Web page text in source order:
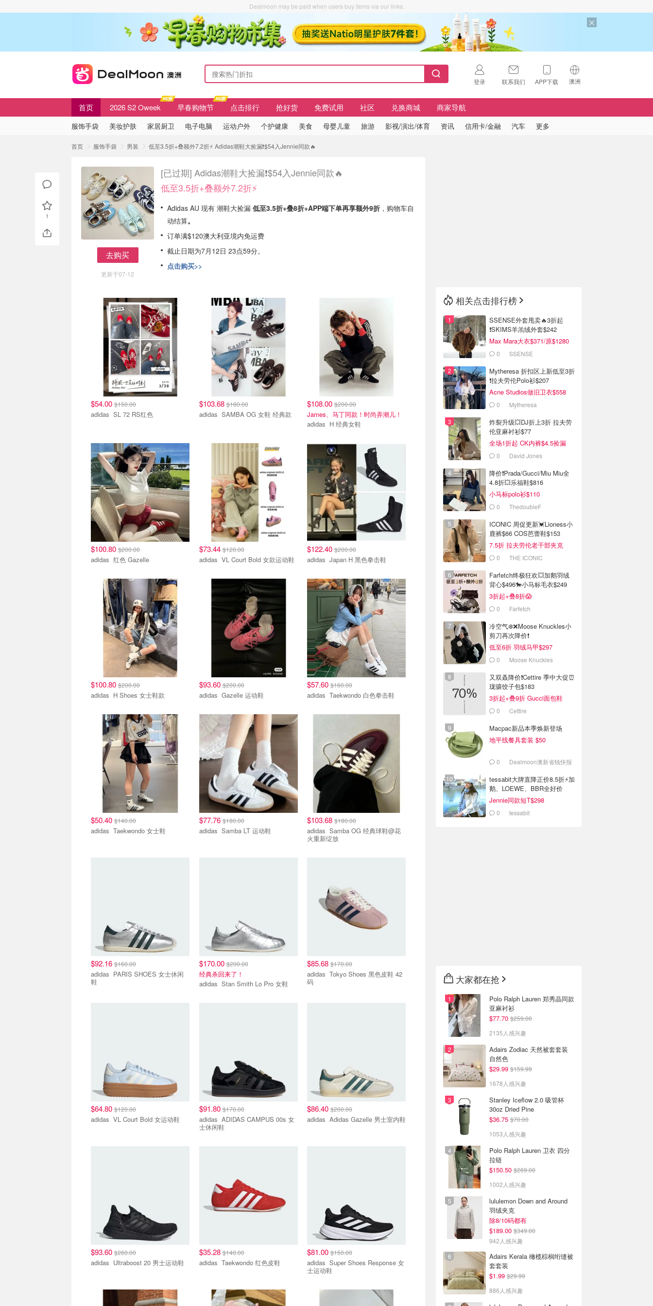
Dealmoon may be paid when users buy items via our links.
登录 联系我们 APP下载 澳洲
🇺🇸
🇨🇳中国
首页 2026 S2 Oweek 早春购物节 点击排行 抢好货 免费试用 社区 兑换商城 商家导航
服饰手袋 美妆护肤 家居厨卫 电子电脑 运动户外 个护健康 美食 母婴儿童 旅游 影视/演出/体育 资讯 信用卡/金融 汽车 更多
首页 服饰手袋 男装 低至3.5折+叠额外7.2折⚡ Adidas潮鞋大捡漏❗$54入Jennie同款🔥
去购买
更新于07-12
[已过期] Adidas潮鞋大捡漏❗$54入Jennie同款🔥
低至3.5折+叠额外7.2折⚡
Adidas AU 现有 潮鞋大捡漏 低至3.5折+叠8折+APP端下单再享额外9折 ，购物车自
动结算。
订单满$120澳大利亚境内免运费
截止日期为7月12日 23点59分。
点击购买>>
$54.00 $150.00
adidas SL 72 RS红色
$103.68$180.00
adidas SAMBA OG 女鞋 经典款
$108.00 $200.00
James、马丁同款！时尚弄潮儿！
adidas H 经典女鞋
$100.80 $200.00
adidas 红色 Gazelle
$73.44$120.00
adidas VL Court Bold 女款运动鞋
$122.40 $200.00
adidas Japan H 黑色拳击鞋
$100.80 $200.00
adidas H Shoes 女士鞋款
$93.60$200.00
adidas Gazelle 运动鞋
$57.60 $160.00
adidas Taekwondo 白色拳击鞋
$50.40 $140.00
adidas Taekwondo 女士鞋
$77.76$180.00
adidas Samba LT 运动鞋
$103.68 $180.00
adidas Samba OG 经典球鞋@花
火重新绽放
$92.16 $160.00
adidas PARIS SHOES 女士休闲
鞋
$170.00$200.00
经典杀回来了！
adidas Stan Smith Lo Pro 女鞋
$85.68 $170.00
adidas Tokyo Shoes 黑色皮鞋 42
码
$64.80 $120.00
adidas VL Court Bold 女运动鞋
$91.80$170.00
adidas ADIDAS CAMPUS 00s 女
士休闲鞋
$86.40 $200.00
adidas Adidas Gazelle 男士室内鞋
$93.60 $260.00
adidas Ultraboost 20 男士运动鞋
$35.28$140.00
adidas Taekwondo 红色皮鞋
$81.00 $150.00
adidas Super Shoes Response 女
士运动鞋
1
相关点击排行榜
SSENSE外套甩卖🔥3折起
❗SKIMS羊羔绒外套$242
Max Mara大衣$371/原$1280
0 SSENSE
Mytheresa 折扣区上新低至3折
❗拉夫劳伦Polo衫$207
Acne Studios做旧卫衣$558
0 Mytheresa
炸裂升级💥DJ折上3折 拉夫劳
伦亚麻衬衫$77
全场1折起 CK内裤$4.5捡漏
0 David Jones
降价❗Prada/Gucci/Miu Miu全
4.8折💥乐福鞋$816
小马标polo衫$110
0 ThedoubleF
ICONIC 周促更新💓Lioness小
鹿裤$66 COS芭蕾鞋$153
7.5折 拉夫劳伦老干部夹克
$4190 THE ICONIC
Farfetch终极狂欢💥加鹅羽绒
背心$496🐎小马标毛衣$249
3折起+叠8折😱
0 Farfetch
冷空气❄️❌️Moose Knuckles小
剪刀再次降价❗️
低至6折 羽绒马甲$297
0 Moose Knuckles
又双叒降价❗️Cettire 季中大促⏰
珑骧饺子包$183
3折起+叠9折 Gucci面包鞋
$9910 Cettire
Macpac新品本季焕新登场
地平线餐具套装 $50
0 Dealmoon澳新省钱快报
tessabit大牌直降正价8.5折⚡加
鹅、LOEWE、BBR全好价
Jennie同款短T$298
0 tessabit
大家都在抢
Polo Ralph Lauren 郑秀晶同款
亚麻衬衫
$77.70 $259.00
2135人感兴趣
Adairs Zodiac 天然被套套装
自然色
$29.99 $159.99
1678人感兴趣
Stanley Iceflow 2.0 吸管杯
30oz Dried Pine
$36.75 $70.00
1053人感兴趣
Polo Ralph Lauren 卫衣 四分
拉链
$150.50 $269.00
1002人感兴趣
lululemon Down and Around
羽绒夹克
除8/10码都有
$189.00 $349.00
942人感兴趣
Adairs Kerala 橄榄棕榈绗缝被
套套装
$1.99 $29.99
886人感兴趣